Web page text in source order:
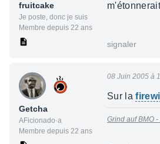
fruitcake
Je poste, donc je suis
Membre depuis 22 ans
signaler
Getcha
AFicionado·a
Membre depuis 22 ans
08 Juin 2005 à
Sur la
Grind auf BMO -